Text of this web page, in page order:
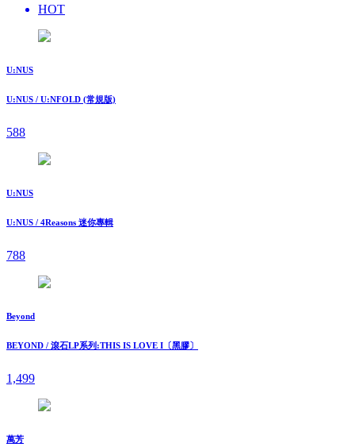
HOT
U:NUS
U:NUS / U:NFOLD (常規版)
588
U:NUS
U:NUS / 4Reasons 迷你專輯
788
Beyond
BEYOND / 滾石LP系列:THIS IS LOVE I〔黑膠〕
1,499
萬芳